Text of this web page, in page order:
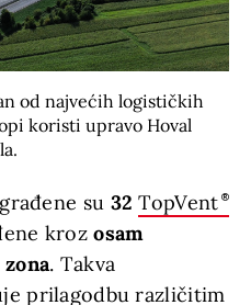
od najvećih logističkih
koristi upravo Hoval
su 32TopVent
krozosam
. Takva
prilagodbu različitim